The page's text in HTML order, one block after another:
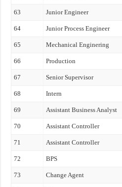
63 Junior Engineer
64 Junior Process Engineer
65 Mechanical Enginering
66 Production
67 Senior Supervisor
68 Intern
69 Assistant Business Analyst
70 Assistant Controller
71 Assistant Controller
72 BPS
73 Change Agent